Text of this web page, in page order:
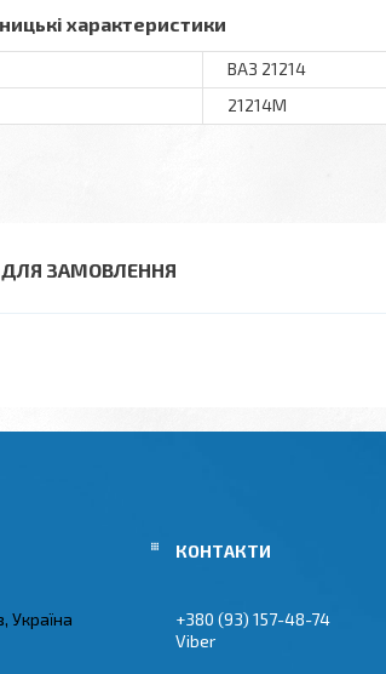
характеристики
ВАЗ 21214
21214М
ЗАМОВЛЕННЯ
Україна
+380 (93) 157-48-74
Viber